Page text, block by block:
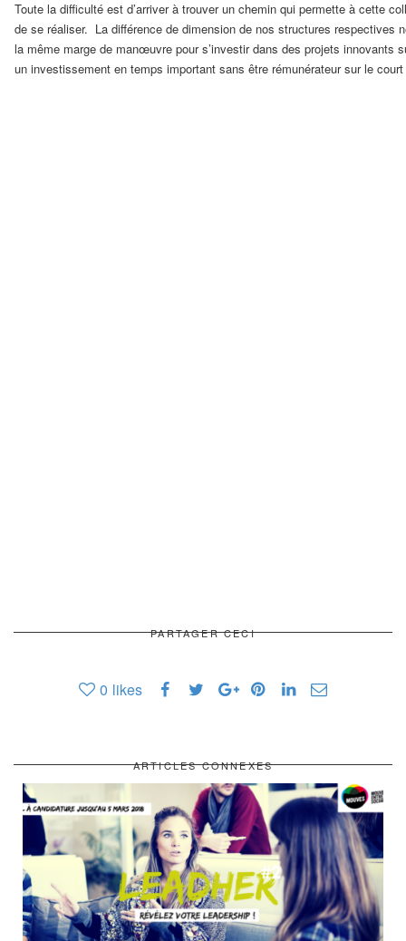
Toute la difficulté est d’arriver à trouver un chemin qui permette à cette
de se réaliser. La différence de dimension de nos structures respectives
la même marge de manœuvre pour s’investir dans des projets innovants
un investissement en temps important sans être rémunérateur sur le
PARTAGER CECI
0 likes
ARTICLES CONNEXES